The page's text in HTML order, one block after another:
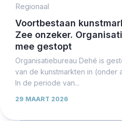
Regionaal
Voortbestaan
Zee onzeker.
mee gestopt
Organisatiebureau Dehé is
van de kunstmarkten in (onder
In de periode van...
29 MAART 2026